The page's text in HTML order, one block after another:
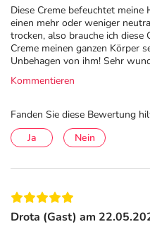
Diese Creme befeuchtet
einen mehr oder weniger
trocken, also brauche ich diese
Creme meinen ganzen Körper
Unbehagen von ihm! Sehr
Kommentieren
Fanden Sie diese Bewertung
Ja
Nein
Drota (Gast) am